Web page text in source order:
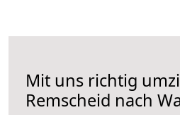
Mit uns richtig
Remscheid nach